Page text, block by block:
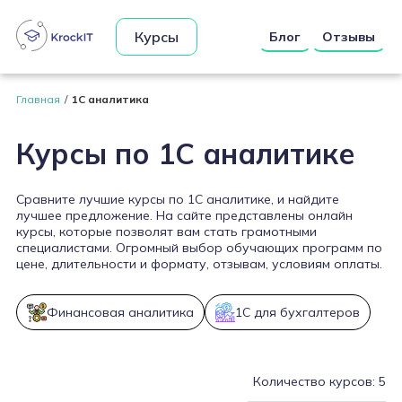
Курсы Блог Отзывы
Главная 1С аналитика
Курсы по 1С аналитике
Сравните лучшие курсы по 1С аналитике, и найдите
лучшее предложение. На сайте представлены онлайн
курсы, которые позволят вам стать грамотными
специалистами. Огромный выбор обучающих программ по
цене, длительности и формату, отзывам, условиям оплаты.
Финансовая аналитика 1С для бухгалтеров
Количество курсов: 5